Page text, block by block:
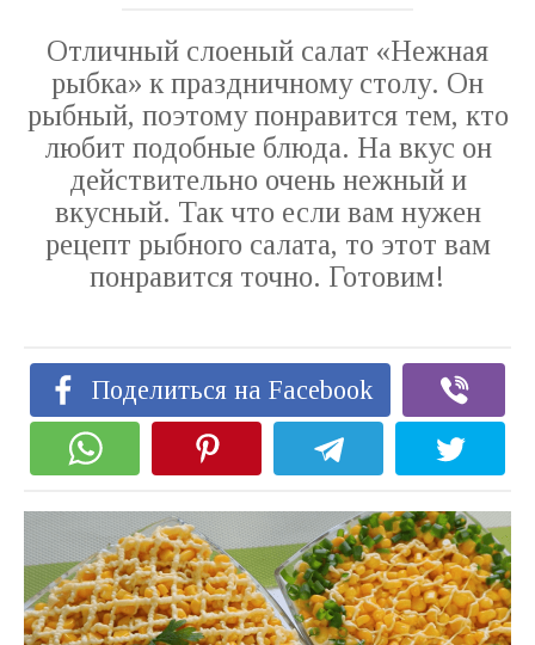
Отличный слоеный салат «Нежная
рыбка» к праздничному столу. Он
рыбный, поэтому понравится тем, кто
любит подобные блюда. На вкус он
действительно очень нежный и
вкусный. Так что если вам нужен
рецепт рыбного салата, то этот вам
понравится точно. Готовим!
Поделиться на Facebook